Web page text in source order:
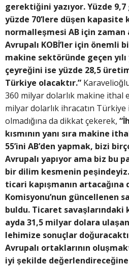
gerektiğini yazıyor. Yüzde
yüzde 70’lere düşen kapasite
normalleşmesi AB için zaman
Avrupalı KOBİ’ler için önemli
makine sektöründe geçen yılı
çeyreğini ise yüzde 28,5
Türkiye olacaktır.”
360 milyar dolarlık makine ithal
milyar dolarlık ihracatın
olmadığına da dikkat çekerek,
kısmının yanı sıra makine
55’ini AB’den yapmak, bizi
Avrupalı yapıyor ama biz bu
bir dilim kesmenin peşindeyiz.
ticari kapışmanın
Komisyonu’nun güncellenen
buldu. Ticaret savaşlarındaki
ayda 31,5 milyar dolara
lehimize sonuçlar
Avrupalı ortaklarının
iyi şekilde değerlendireceğine